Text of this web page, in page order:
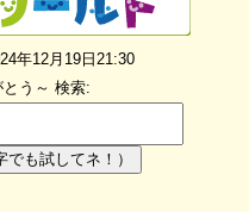
年12月19日21:30
う～ 検索:
も試してネ！）